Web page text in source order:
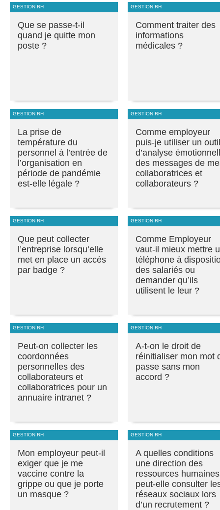
GESTION RH
Que se passe-t-il
quand je quitte mon
poste ?
GESTION RH
Comment traiter des
informations
médicales ?
GESTION RH
La prise de
température du
personnel à l’entrée de
l’organisation en
période de pandémie
est-elle légale ?
GESTION RH
Comme employeur
puis-je utiliser un outil
d’analyse
des messages de
collaboratrices et
collaborateurs ?
GESTION RH
Que peut collecter
l’entreprise lorsqu’elle
met en place un accès
par badge ?
GESTION RH
Comme Employeur
vaut-il mieux mettre
téléphone à
des salariés ou
demander qu’ils
utilisent le leur ?
GESTION RH
Peut-on collecter les
coordonnées
personnelles des
collaborateurs et
collaboratrices pour un
annuaire intranet ?
GESTION RH
A-t-on le droit de
réinitialiser mon mot
passe sans mon
accord ?
GESTION RH
Mon employeur peut-il
exiger que je me
vaccine contre la
grippe ou que je porte
un masque ?
GESTION RH
A quelles conditions
une direction des
ressources humaines
peut-elle consulter
réseaux sociaux lors
d’un recrutement ?